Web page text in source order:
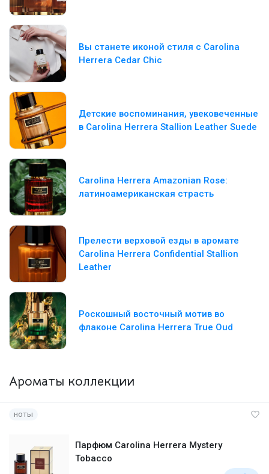
Вы станете иконой стиля с Carolina
Herrera Cedar Chic
Детские воспоминания, увековеченные
в Carolina Herrera Stallion Leather Suede
Carolina Herrera Amazonian Rose:
латиноамериканская страсть
Прелести верховой езды в аромате
Carolina Herrera Confidential Stallion
Leather
Роскошный восточный мотив во
флаконе Carolina Herrera True Oud
Ароматы коллекции
ноты
Парфюм Carolina Herrera Mystery
Tobacco